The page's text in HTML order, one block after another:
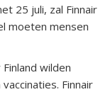
25 juli, zal Finnair
moeten mensen
wilden
Finnair